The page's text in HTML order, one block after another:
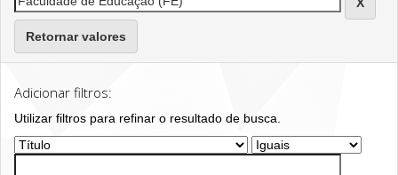
Retornar valores
Adicionar filtros:
Utilizar filtros para refinar o resultado de busca.